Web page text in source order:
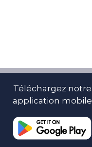
Téléchargez notre
application mobile